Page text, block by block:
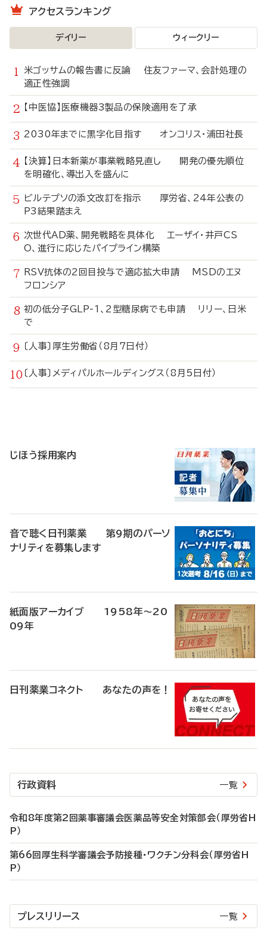
アクセスランキング
デイリー ウィークリー
米ゴッサムの報告書に反論 住友ファーマ、会計処理の
適正性強調
【中医協】医療機器3製品の保険適用を了承
2030年までに黒字化目指す オンコリス・浦田社長
【決算】日本新薬が事業戦略見直し 開発の優先順位
を明確化、導出入を盛んに
ビルテプソの添文改訂を指示 厚労省、24年公表の
P3結果踏まえ
次世代AD薬、開発戦略を具体化 エーザイ・井戸CS
O、進行に応じたパイプライン構築
RSV抗体の2回目投与で適応拡大申請 MSDのエヌ
フロンシア
初の低分子GLP-1、2型糖尿病でも申請 リリー、日米
で
〔人事〕厚生労働省（8月7日付）
〔人事〕メディパルホールディングス（8月5日付）
じほう採用案内
音で聴く日刊薬業 第9期のパーソ
ナリティを募集します
紙面版アーカイブ 1958年～20
09年
日刊薬業コネクト あなたの声を！
行政資料 一覧
令和8年度第2回薬事審議会医薬品等安全対策部会（厚労省H
P）
第66回厚生科学審議会予防接種・ワクチン分科会（厚労省H
P）
プレスリリース 一覧